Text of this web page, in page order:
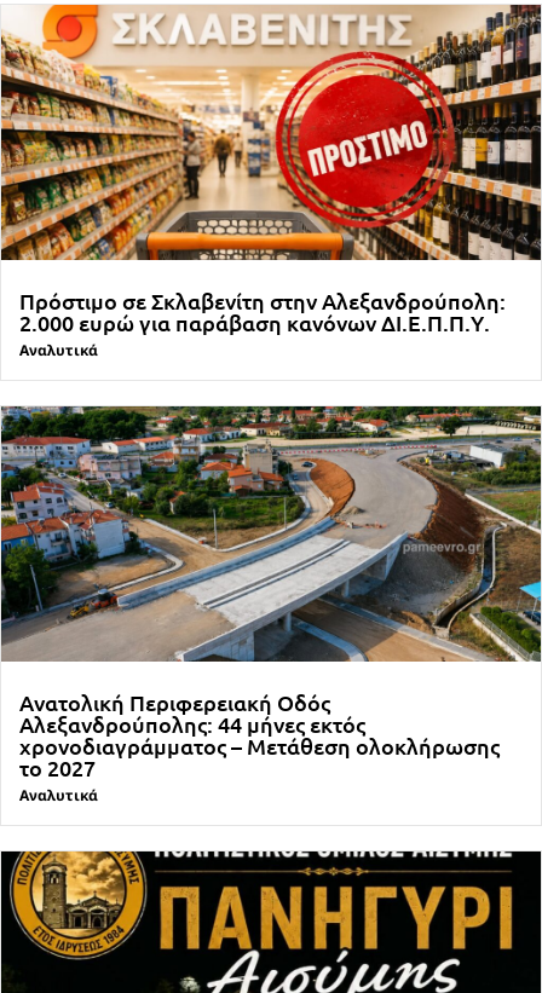
Πρόστιμο σε Σκλαβενίτη στην Αλεξανδρούπολη:
2.000 ευρώ για παράβαση κανόνων ΔΙ.Ε.Π.Π.Υ.
Αναλυτικά
Ανατολική Περιφερειακή Οδός
Αλεξανδρούπολης: 44 μήνες εκτός
χρονοδιαγράμματος – Μετάθεση ολοκλήρωσης
το 2027
Αναλυτικά